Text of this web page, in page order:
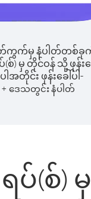
တ်ကွက်မှ နံပါတ်တစ်ခုကို
(စ်) မှ တိုင်ဝန် သို့ ဖုန်း
အတိုင်း ဖုန်းခေါ်ပါ-
+ ဒေသတွင်း နံပါတ်
ပ်(စ်)